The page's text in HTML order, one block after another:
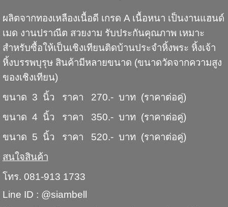
ผลิตจากทองเหลืองเนื้อดี เกรด A เนื้อหนา เป็นงานแฮนด์
เมด งานปราณีต สวยงาม รับประกันคุณภาพ เหมาะ
สำหรับซื้อให้เป็นเชิงเทียนติดบ้านประจำหิ้งพระ หิ้งเจ้า
หิ้งบรรพบุรุษ สินค้ามีหลายขนาด (ขนาดวัดจากความสูง
ของเชิงเทียน)
ขนาด 3 นิ้ว ราคา 270.- บาท (ราคาต่อคู่)
ขนาด 4 นิ้ว ราคา 350.- บาท (ราคาต่อคู่)
ขนาด 5 นิ้ว ราคา 520.- บาท (ราคาต่อคู่)
สนใจสินค้า
โทร. 081-913 1733
Line ID : @siambell